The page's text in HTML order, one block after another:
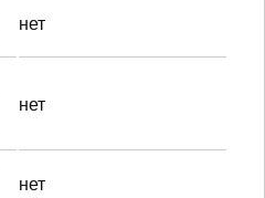
нет
нет
нет